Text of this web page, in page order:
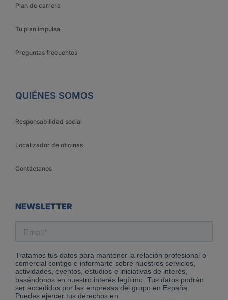
Plan de carrera
Tu plan impulsa
Preguntas frecuentes
QUIÉNES SOMOS
Responsabilidad social
Localizador de oficinas
Contáctanos
NEWSLETTER